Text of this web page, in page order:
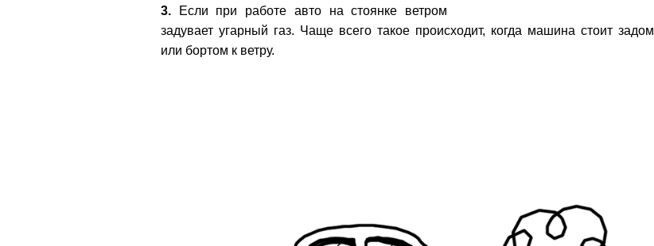
3. Если при работе авто на стоянке ветром
задувает угарный газ. Чаще всего такое происходит, когда машина стоит задом
или бортом к ветру.